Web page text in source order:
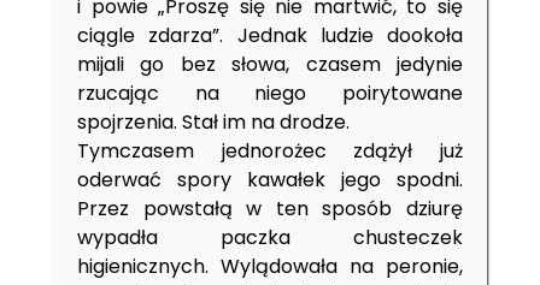
i powie „Proszę się nie martwić, to się
ciągle zdarza”. Jednak ludzie dookoła
mijali go bez słowa, czasem jedynie
rzucając na niego poirytowane
spojrzenia. Stał im na drodze.
Tymczasem jednorożec zdążył już
oderwać spory kawałek jego spodni.
Przez powstałą w ten sposób dziurę
wypadła paczka chusteczek
higienicznych. Wylądowała na peronie,